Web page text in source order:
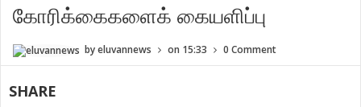
கோரிக்கைகளைக் கையளிப்பு
byeluvannews on 15:33 0 Comment
SHARE